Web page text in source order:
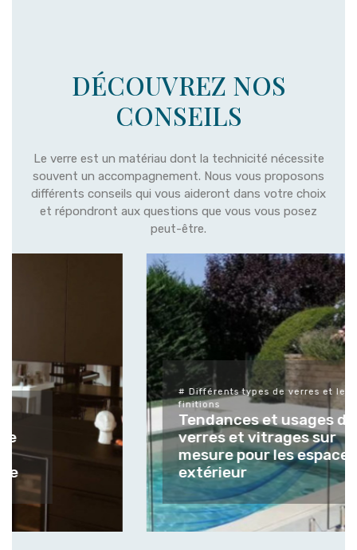
DÉCOUVREZ NOS
CONSEILS
Le verre est un matériau dont la technicité nécessite
souvent un accompagnement. Nous vous proposons
différents conseils qui vous aideront dans votre choix
et répondront aux questions que vous vous posez
peut-être.
# Différents types de verres et leurs
Tendances et usages des
verres et vitrages sur
mesure pour les espaces